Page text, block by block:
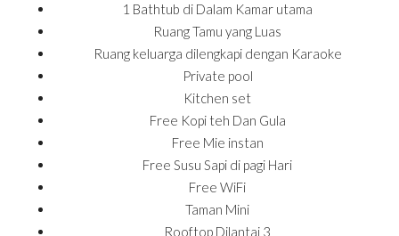
1 Bathtub di Dalam Kamar utama
Ruang Tamu yang Luas
Ruang keluarga dilengkapi dengan Karaoke
Private pool
Kitchen set
Free Kopi teh Dan Gula
Free Mie instan
Free Susu Sapi di pagi Hari
Free WiFi
Taman Mini
Rooftop Dilantai 3